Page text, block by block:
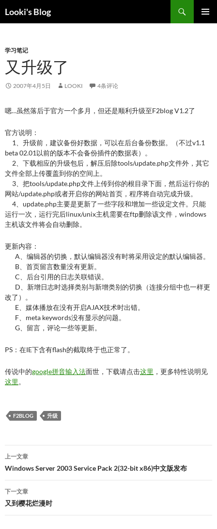
至
正
Looki's Blog
索
学习笔记
又升级了
2007年4月5日 LOOKI 4条评论
嗯…虽然落后于官方一个多月，但还是顺利升级至F2blog V1.2了
官方说明：
1、升级前，建议备份好数据，可以在后台备份数据。（不过v1.1
beta 02.01以前的版本不会备份插件的数据表）。
2、下载相应的升级包后，解压后除tools/update.php文件外，其它
文件全部上传覆盖到你的空间上。
3、把tools/update.php文件上传到你的根目录下面，然后运行你的
网站/update.php或者开启你的网站首页，程序将自动完成升级。
4、update.php主要是更新了一些字段和增加一些设定文件。只能
运行一次，运行完后linux/unix主机需要在ftp删除该文件，windows
主机该文件将会自动删除。
更新内容：
A、编辑器的切换，默认编辑器没有时将采用设定的默认编辑器。
B、首页留言数量没有更新。
C、后台引用的日志关联错误。
D、新增日志时选择类别与新增类别的切换（连接分组中也一样更
改了）。
E、媒体播放在没有开启AJAX技术时出错。
F、meta keywords没有显示的问题。
G、留言，评论一些等更新。
PS：在IE下含有flash的截取终于也正常了。
传说中的google拼音输入法面世，下载请点击这里 ，更多特性说明见
这里 。
F2BLOG 升级
文
章
导
航
上一文章
Windows Server 2003 Service Pack 2(32-bit x86)中文版发布
下一文章
又到樱花烂漫时